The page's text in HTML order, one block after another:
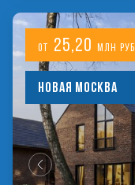
от 25,20 млн
Новая Москва